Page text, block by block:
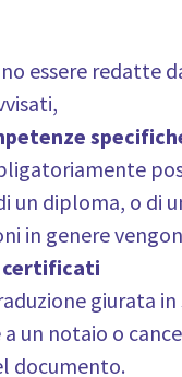
essere redatte
un diploma, o di
in genere
giurata in
un notaio o
documento.